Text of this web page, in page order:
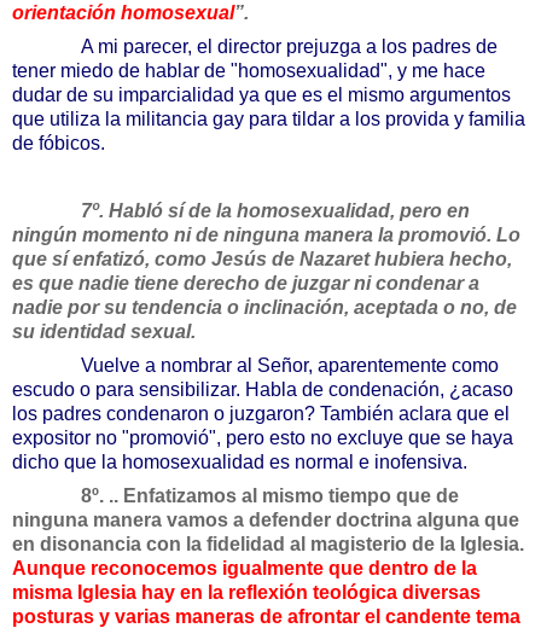
orientación homosexual”.
A mi parecer, el director prejuzga a los padres de
tener miedo de hablar de "homosexualidad", y me hace
dudar de su imparcialidad ya que es el mismo argumentos
que utiliza la militancia gay para tildar a los provida y familia
de fóbicos.
7º. Habló sí de la homosexualidad, pero en
ningún momento ni de ninguna manera la promovió. Lo
que sí enfatizó, como Jesús de Nazaret hubiera hecho,
es que nadie tiene derecho de juzgar ni condenar a
nadie por su tendencia o inclinación, aceptada o no, de
su identidad sexual.
Vuelve a nombrar al Señor, aparentemente como
escudo o para sensibilizar. Habla de condenación, ¿acaso
los padres condenaron o juzgaron? También aclara que el
expositor no "promovió", pero esto no excluye que se haya
dicho que la homosexualidad es normal e inofensiva.
8º. .. Enfatizamos al mismo tiempo que de
ninguna manera vamos a defender doctrina alguna que
en disonancia con la fidelidad al magisterio de la Iglesia.
Aunque reconocemos igualmente que dentro de la
misma Iglesia hay en la reflexión teológica diversas
posturas y varias maneras de afrontar el candente tema